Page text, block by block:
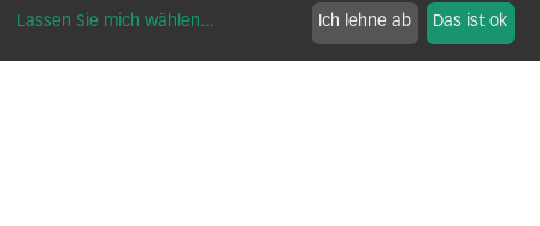
⛷️ Sport und Freizeit
Lassen Sie mich wählen... Ich lehne ab Das ist ok